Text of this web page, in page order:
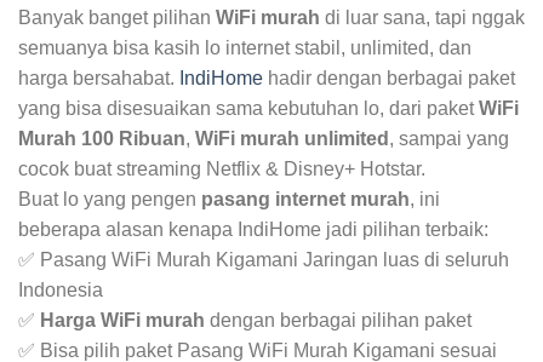
Banyak banget pilihan WiFi murah di luar sana, tapi nggak
semuanya bisa kasih lo internet stabil, unlimited, dan
harga bersahabat. IndiHome hadir dengan berbagai paket
yang bisa disesuaikan sama kebutuhan lo, dari paketWiFi
Murah 100 Ribuan, WiFi murah unlimited , sampai yang
cocok buat streaming Netflix & Disney+ Hotstar.
Buat lo yang pengen pasang internet murah, ini
beberapa alasan kenapa IndiHome jadi pilihan terbaik:
✅ Pasang WiFi Murah Kigamani Jaringan luas di seluruh
Indonesia
✅ Harga WiFi murah dengan berbagai pilihan paket
✅ Bisa pilih paket Pasang WiFi Murah Kigamani sesuai